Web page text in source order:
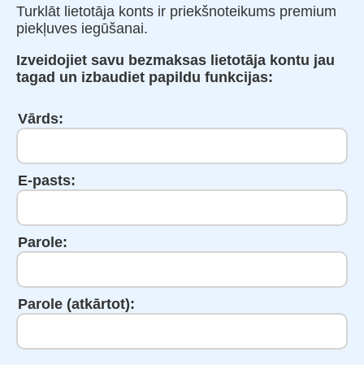
Turklāt lietotāja konts ir priekšnoteikums premium
piekļuves iegūšanai.
Izveidojiet savu bezmaksas lietotāja kontu jau
tagad un izbaudiet papildu funkcijas:
Vārds:
E-pasts:
Parole:
Parole (atkārtot):